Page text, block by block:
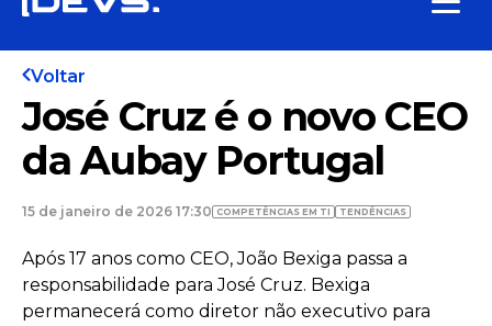
Voltar
José Cruz é o novo CEO
da Aubay Portugal
15 de janeiro de 2026 17:30 COMPETÊNCIAS EM TI TENDÊNCIAS
Após 17 anos como CEO, João Bexiga passa a
responsabilidade para José Cruz. Bexiga
permanecerá como diretor não executivo para